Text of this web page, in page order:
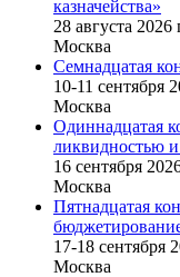
казначейства»
28 августа 2026
Москва
Семнадцатая
10-11 сентября
Москва
Одиннадцатая
ликвидностью
16 cентября
Москва
Пятнадцатая
17-18 сентября
Москва